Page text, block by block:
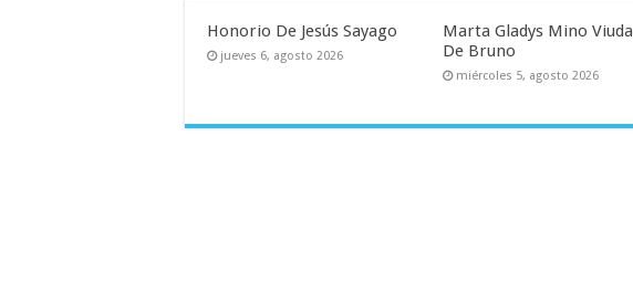
Honorio De Jesús Sayago
jueves 6, agosto 2026
Marta Gladys Mino Viuda
De Bruno
miércoles 5, agosto 2026